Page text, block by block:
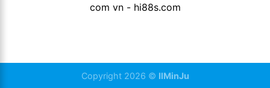
com vn - hi88s.com
Copyright 2026 © IlMinJu